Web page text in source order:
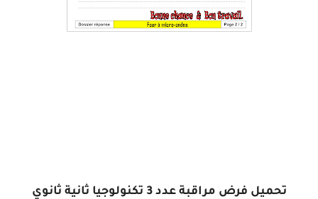
تحميل فرض مراقبة عدد 3 تكنولوجيا ثانية ثانوي